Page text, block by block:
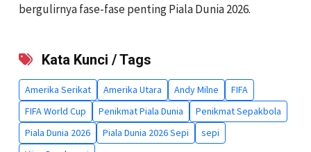
bergulirnya fase-fase penting Piala Dunia 2026.
Kata Kunci / Tags
Amerika Serikat Amerika Utara Andy Milne
FIFA
FIFA World Cup
Penikmat Piala Dunia
Penikmat Sepakbola
Piala Dunia 2026
Piala Dunia 2026 Sepi
sepi